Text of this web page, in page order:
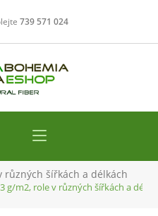
739 571 024
různých šířkách a délkách
g/m2, role v různých šířkách a